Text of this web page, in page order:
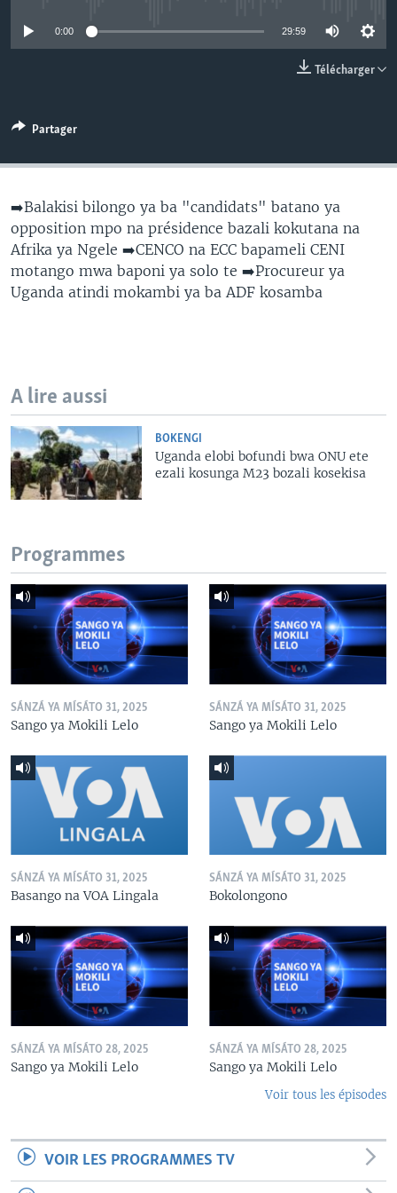
SCIENCE/TECHNOLOGIE
0:00 29:59
Télécharger
Partager
➡️Balakisi bilongo ya ba "candidats" batano ya
opposition mpo na présidence bazali kokutana na
Afrika ya Ngele ➡️CENCO na ECC bapameli CENI
motango mwa baponi ya solo te ➡️Procureur ya
Uganda atindi mokambi ya ba ADF kosamba
A lire aussi
BOKENGI
Uganda elobi bofundi bwa ONU ete
ezali kosunga M23 bozali kosekisa
Programmes
SÁNZÁ YA MÍSÁTO 31, 2025
Sango ya Mokili Lelo
SÁNZÁ YA MÍSÁTO 31, 2025
Sango ya Mokili Lelo
SÁNZÁ YA MÍSÁTO 31, 2025
Basango na VOA Lingala
SÁNZÁ YA MÍSÁTO 31, 2025
Bokolongono
SÁNZÁ YA MÍSÁTO 28, 2025
Sango ya Mokili Lelo
SÁNZÁ YA MÍSÁTO 28, 2025
Sango ya Mokili Lelo
Voir tous les épisodes
VOIR LES PROGRAMMES TV